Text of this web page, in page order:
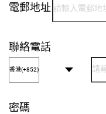
電郵地址
聯絡電話
密碼